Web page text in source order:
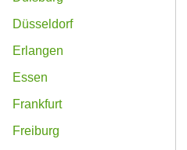
Düsseldorf
Erlangen
Essen
Frankfurt
Freiburg